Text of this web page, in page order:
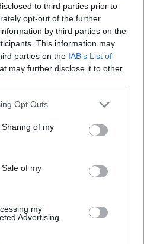
to third parties prior to
opt-out of the further
by third parties on the
This information may
parties on the IAB’s List of
may further disclose it to other
app uses one or more Google
behaviour. You may click to
and its third-party tags to
purposes in below Google
Opt Outs
of my
of my
my
Advertising.
a friss hírekről a
Követem